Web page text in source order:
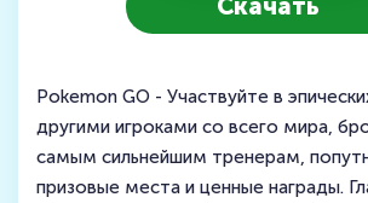
Pokemon GO - Участвуйте в
другими игроками со всего мира,
самым сильнейшим тренерам,
призовые места и ценные награды.